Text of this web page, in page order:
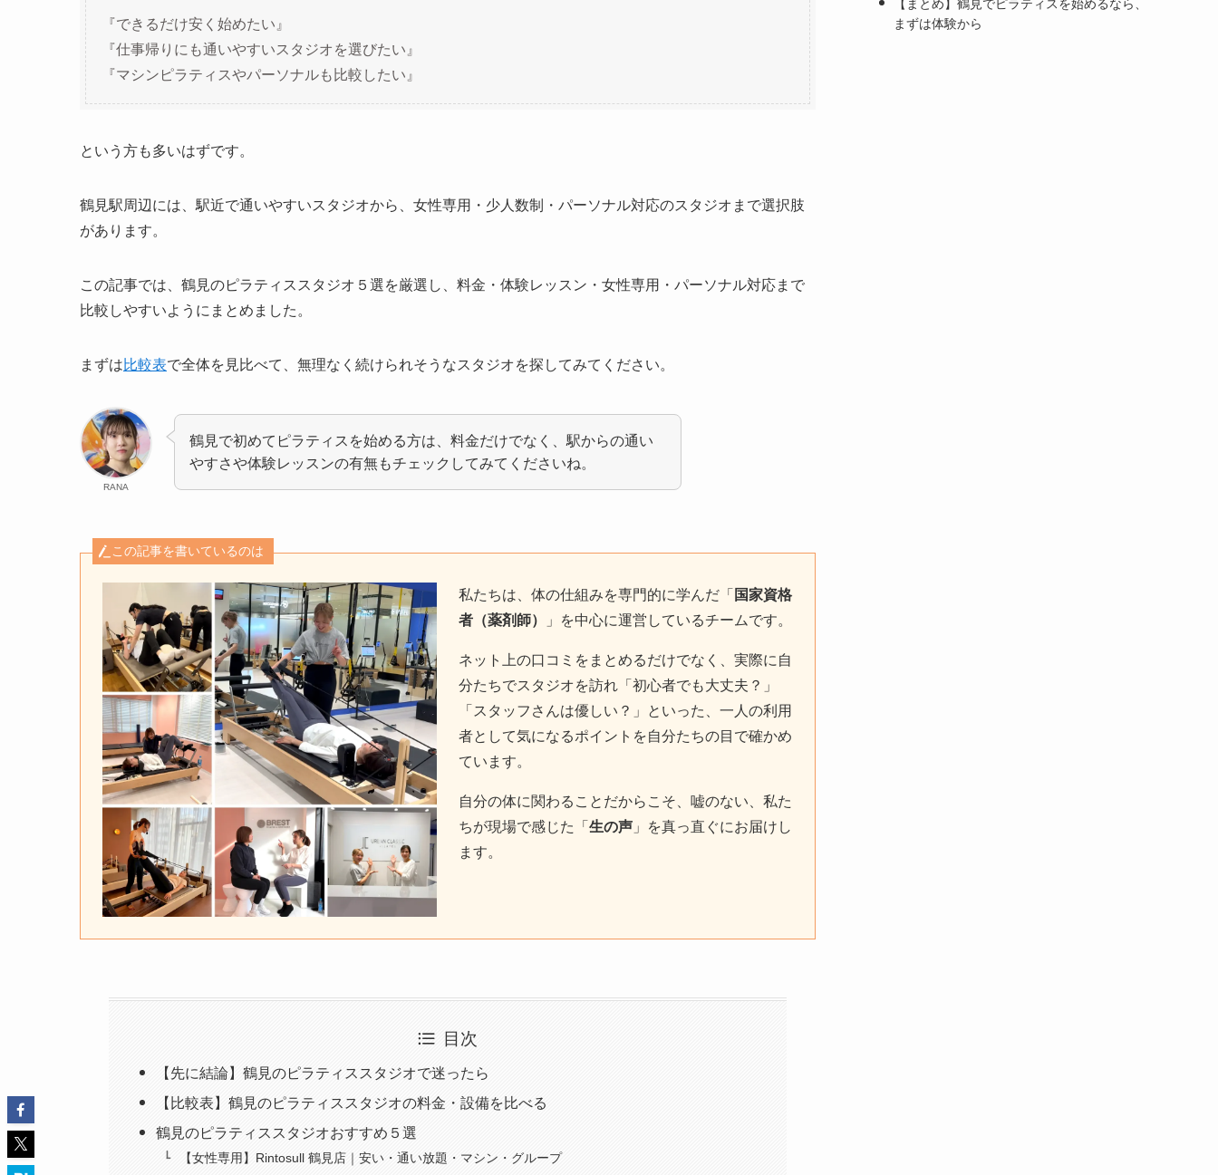
『できるだけ安く始めたい』
『仕事帰りにも通いやすいスタジオを選びたい』
『マシンピラティスやパーソナルも比較したい』
という方も多いはずです。
鶴見駅周辺には、駅近で通いやすいスタジオから、女性専用・少人数制・パーソナル対応のスタジオまで選択肢
があります。
この記事では、鶴見のピラティススタジオ５選を厳選し、料金・体験レッスン・女性専用・パーソナル対応まで
比較しやすいようにまとめました。
まずは比較表で全体を見比べて、無理なく続けられそうなスタジオを探してみてください。
RANA
鶴見で初めてピラティスを始める方は、料金だけでなく、駅からの通い
やすさや体験レッスンの有無もチェックしてみてくださいね。
この記事を書いているのは
私たちは、体の仕組みを専門的に学んだ「 国家資格
者（薬剤師）
」を中心に運営しているチームです。
ネット上の口コミをまとめるだけでなく、実際に自
分たちでスタジオを訪れ「初心者でも大丈夫？」
「スタッフさんは優しい？」といった、一人の利用
者として気になるポイントを自分たちの目で確かめ
ています。
自分の体に関わることだからこそ、嘘のない、私た
ちが現場で感じた「 生の声 」を真っ直ぐにお届けし
ます。
目次
【先に結論】鶴見のピラティススタジオで迷ったら
【比較表】鶴見のピラティススタジオの料金・設備を比べる
鶴見のピラティススタジオおすすめ５選
【女性専用】Rintosull 鶴見店｜安い・通い放題・マシン・グループ
【まとめ】鶴見でピラティスを始めるなら、
まずは体験から